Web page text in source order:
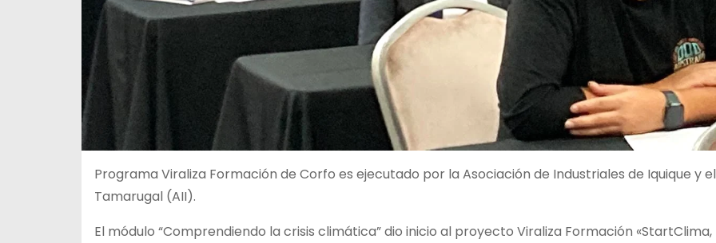
Programa Viraliza Formación de Corfo es ejecutado por la Asociación de Industriales de Iquique y el
Tamarugal (AII).
El módulo “Comprendiendo la crisis climática” dio inicio al proyecto Viraliza Formación «StartClima,